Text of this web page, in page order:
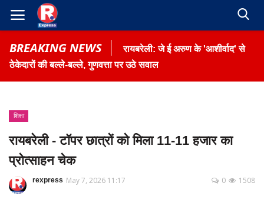
BREAKING NEWS
रायबरेली: जे ई अरुण के 'आशीर्वाद' से
ठेकेदारों की बल्ले-बल्ले, गुणवत्ता पर उठे सवाल
Home
Contact
Terms & Conditions
शिक्षा
रायबरेली - टॉपर छात्रों को मिला 11-11 हजार का
प्रोत्साहन चेक
rexpress May 7, 2026 11:17 1508
0